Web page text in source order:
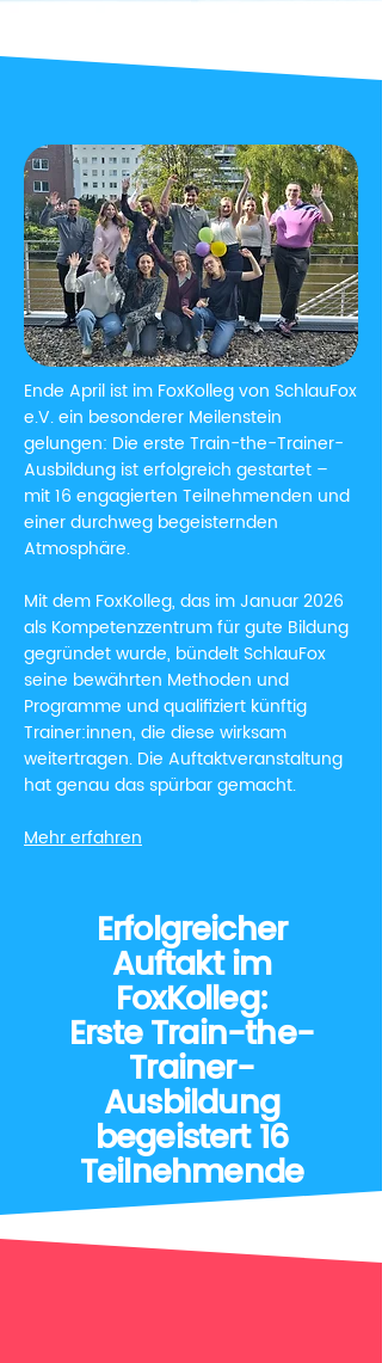
Ende April ist im FoxKollegvon SchlauFox
e.V. ein besonderer Meilenstein
gelungen: Die erste Train-the-Trainer-
Ausbildung ist erfolgreich gestartet –
mit 16 engagierten Teilnehmenden und
einer durchweg begeisternden
Atmosphäre.
Mit dem FoxKolleg, das im Januar 2026
als Kompetenzzentrum für gute Bildung
gegründet wurde, bündelt SchlauFox
seine bewährten Methoden und
Programme und qualifiziert künftig
Trainer:innen, die diese wirksam
weitertragen. Die Auftaktveranstaltung
hat genau das spürbar gemacht.
Mehr erfahren
Erfolgreicher
Auftakt im
FoxKolleg:
Erste Train-the-
Trainer-
Ausbildung
begeistert 16
Teilnehmende